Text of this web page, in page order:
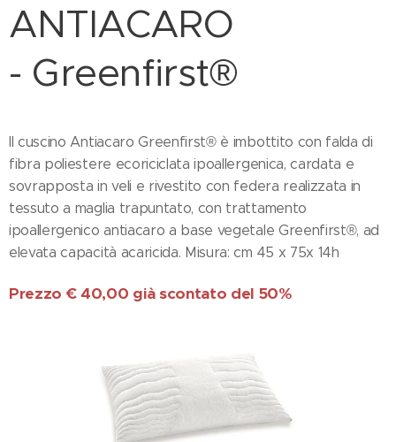
ANTIACARO
- Greenfirst®
Il cuscino Antiacaro Greenfirst® è imbottito con falda di
fibra poliestere ecoriciclata ipoallergenica, cardata e
sovrapposta in veli e rivestito con federa realizzata in
tessuto a maglia trapuntato, con trattamento
ipoallergenico antiacaro a base vegetale Greenfirst®, ad
elevata capacità acaricida. Misura: cm 45 x 75x 14h
Prezzo € 40,00 già scontato del 50%